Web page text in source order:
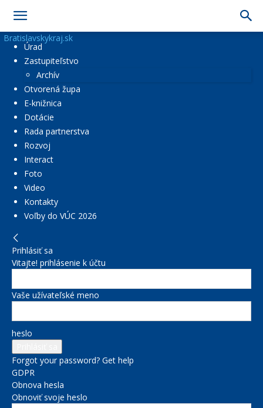
Bratislavskykraj.sk
Úrad
Zastupiteľstvo
Archív
Otvorená župa
E-knižnica
Dotácie
Rada partnerstva
Rozvoj
Interact
Foto
Video
Kontakty
Voľby do VÚC 2026
Prihlásiť sa
Vitajte! prihlásenie k účtu
Vaše užívateľské meno
heslo
Forgot your password? Get help
GDPR
Obnova hesla
Obnoviť svoje heslo